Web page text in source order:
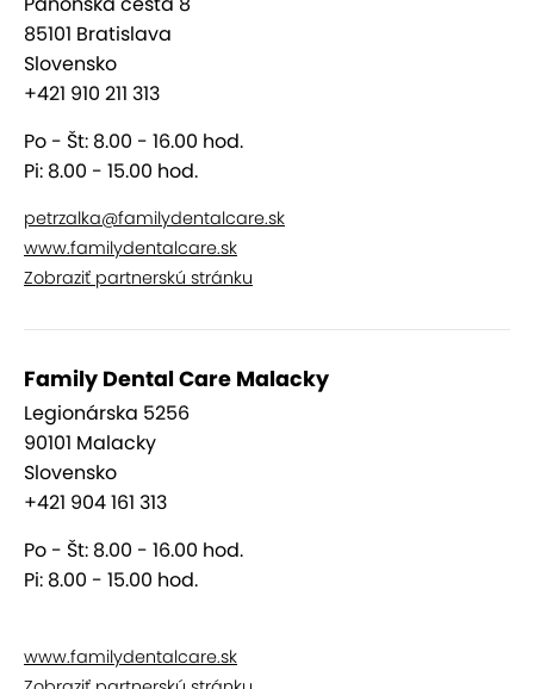
85101 Bratislava
Slovensko
+421 910 211 313
Po - Št: 8.00 - 16.00 hod.
Pi: 8.00 - 15.00 hod.
petrzalka@familydentalcare.sk
www.familydentalcare.sk
Zobraziť partnerskú stránku
Family Dental Care Malacky
Legionárska 5256
90101 Malacky
Slovensko
+421 904 161 313
Po - Št: 8.00 - 16.00 hod.
Pi: 8.00 - 15.00 hod.
www.familydentalcare.sk